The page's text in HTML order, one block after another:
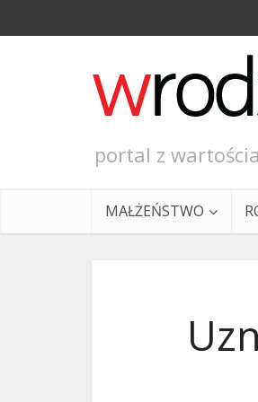
portal z
MAŁŻEŃSTWO